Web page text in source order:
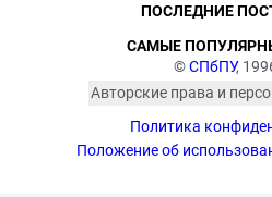
©СПбПУ,
Авторские права и
изображённых лиц в
с требованиями
Политика
Положение об
ПОСЛЕДНИЕ
САМЫЕ